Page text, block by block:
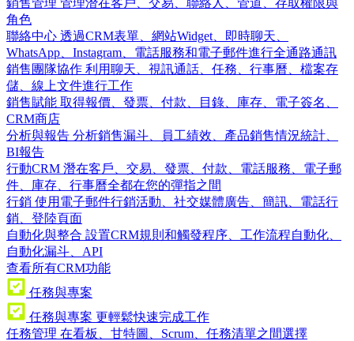
銷售管理 管理潛在客戶、交易、聯絡人、管道、存取權限與
角色
聯絡中心 透過CRM表單、網站Widget、即時聊天、
WhatsApp、Instagram、電話服務和電子郵件進行全通路通訊
銷售團隊協作 利用聊天、視訊通話、任務、行事曆、檔案存
儲、線上文件進行工作
銷售賦能 取得報價、發票、付款、目錄、庫存、電子簽名、
CRM商店
分析與報告 分析銷售漏斗、員工績效、產品銷售情況統計、
BI報告
行動CRM 潛在客戶、交易、發票、付款、電話服務、電子郵
件、庫存、行事曆全都在您的彈指之間
行銷 使用電子郵件行銷活動、社交媒體廣告、簡訊、電話行
銷、登陸頁面
自動化與整合 設置CRM規則和觸發程序、工作流程自動化、
自動化漏斗、API
查看所有CRM功能
任務與專案
任務與專案 更輕鬆快速完成工作
任務管理 在看板、甘特圖、Scrum、任務清單之間選擇